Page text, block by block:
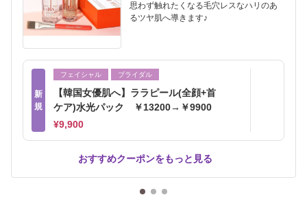
思わず触れたくなる毛穴レスなハリのあ
るツヤ肌へ導きます♪
新
規
フェイシャル ブライダル
【韓国女優肌へ】ララピール(全顔+首
ケア)水光パック ￥13200→￥9900
¥9,900
おすすめクーポンをもっと見る